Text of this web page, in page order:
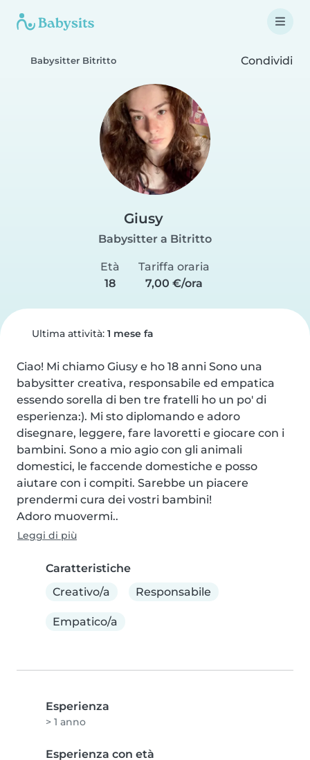
Babysitter Bitritto Condividi
Giusy
Babysitter a Bitritto
Età
18
Tariffa oraria
7,00 €/ora
Ultima attività: 1 mese fa
Ciao! Mi chiamo Giusy e ho 18 anni Sono una
babysitter creativa, responsabile ed empatica
essendo sorella di ben tre fratelli ho un po' di
esperienza:). Mi sto diplomando e adoro
disegnare, leggere, fare lavoretti e giocare con i
bambini. Sono a mio agio con gli animali
domestici, le faccende domestiche e posso
aiutare con i compiti. Sarebbe un piacere
prendermi cura dei vostri bambini!
Adoro muovermi..
Leggi di più
Caratteristiche
Creativo/a
Responsabile
Empatico/a
Esperienza
> 1 anno
Esperienza con età